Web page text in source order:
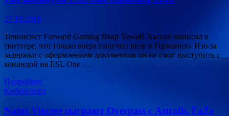
27.10.2018
Теннисист Forward Gaming Явар YawaR Хассан написал в
твиттере, что только вчера получил визу в Германию. Изо-за
задержки с оформлением документов он не смог выступить с
командой на ESL One …
Подробнее
Киберспорт
Natus Vincere сыграют Overpass с Astralis, FaZe